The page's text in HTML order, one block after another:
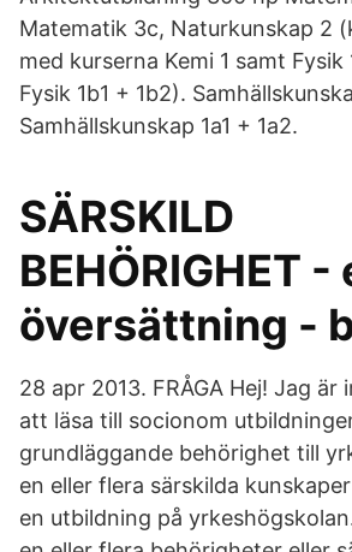
Matematik 3c, Naturkunskap 2
med kurserna Kemi 1 samt
Fysik 1b1 + 1b2).
Samhällskunskap 1a1 + 1a2.
SÄRSKILD
BEHÖRIGHET
översättning -
28 apr 2013. FRÅGA Hej! Jag är
att läsa till socionom
grundläggande behörighet till
en eller flera särskilda
en utbildning på